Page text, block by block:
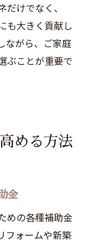
けでなく、
も大きく貢献し
ながら、ご家庭
ぶことが重要で
める方法
金
めの各種補助金
フォームや新築